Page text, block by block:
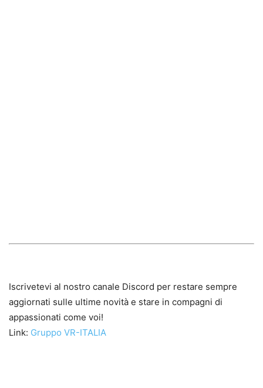
Iscrivetevi al nostro canale Discord per restare sempre
aggiornati sulle ultime novità e stare in compagni di
appassionati come voi!
Link: Gruppo VR-ITALIA